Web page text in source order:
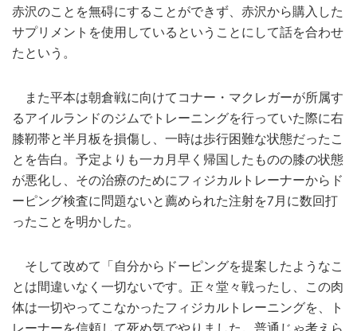
赤沢のことを無碍にすることができず、赤沢から購入した
サプリメントを使用しているということにして話を合わせ
たという。
また平本は朝倉戦に向けてコナー・マクレガーが所属す
るアイルランドのジムでトレーニングを行っていた際に右
膝靭帯と半月板を損傷し、一時は歩行困難な状態だったこ
とを告白。予定よりも一カ月早く帰国したものの膝の状態
が悪化し、その治療のためにフィジカルトレーナーからド
ーピング検査に問題ないと薦められた注射を7月に数回打
ったことを明かした。
そして改めて「自分からドーピングを提案したようなこ
とは間違いなく一切ないです。正々堂々戦ったし、この肉
体は一切やってこなかったフィジカルトレーニングを、ト